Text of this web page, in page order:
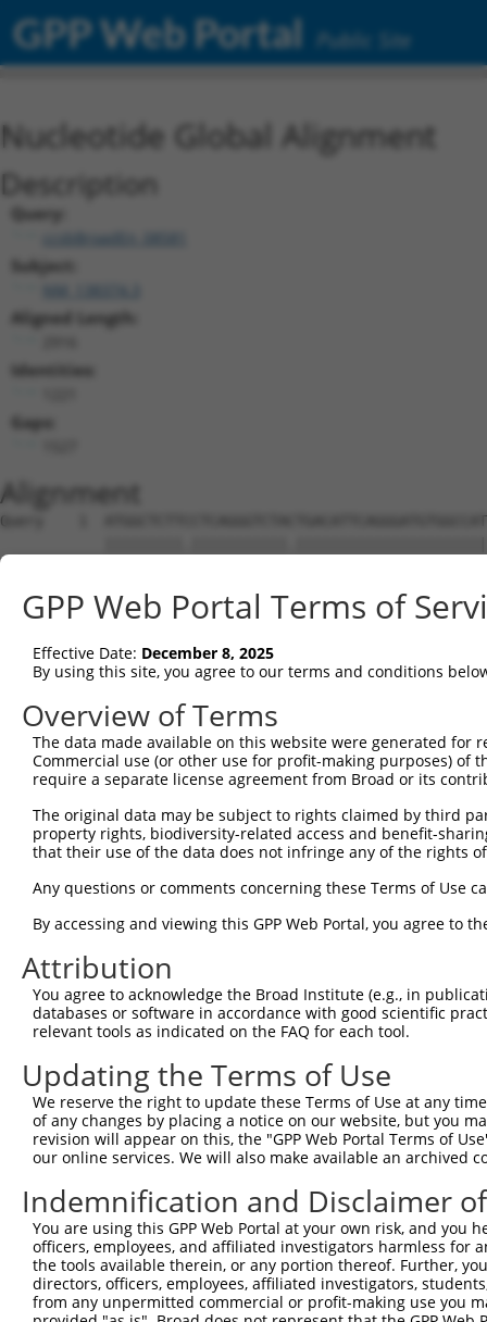
GPP Web Portal Public Site
Nucleotide Global Alignment
Description
Query:
ccsbBroadEn_08581
Subject:
Aligned Length:
Identities:
Gaps:
Alignment
Query    1  ATGGCTCTTCCTCAGGGTCTACTGACATTCAGGGATGTGGCCATAGAATTCTCTCAGGAGGAGTGGAAATGCCT  74
            |||||||||.|||||||||||.|||||||||||||||||||||||||||||||||||||.||||||||.|||||
Sbjct    1  ATGGCTCTTTCTCAGGGTCTATTGACATTCAGGGATGTGGCCATAGAATTCTCTCAGGAAGAGTGGAAGTGCCT  74

Query   75  GGACCCTGCTCAGAGGACTCTATACAGAGACGTGATGCTGGAGAATTATAGGAACCTGGTCTCCCTGGATACCT  148
            |||||||||||||||||||||||||||.|||||||||||||||||||||||||||||||||||||||||||.||
Sbjct   75  GGACCCTGCTCAGAGGACTCTATACAGGGACGTGATGCTGGAGAATTATAGGAACCTGGTCTCCCTGGATATCT  148

Query  149  CTTCCAAATGCATGATGAAGATGTTCTCATCAACAGGACAAGGCAATACAGAAGTGGTCCACACAGGGACATTG  222
            ||||||||||||||||||||..||||||||||||||.|||||||||||||||||||.|||||||||||||||||
Sbjct  149  CTTCCAAATGCATGATGAAGGAGTTCTCATCAACAGCACAAGGCAATACAGAAGTGATCCACACAGGGACATTG  222

Query  223  CAAATACATGCAAGTCATCACATTGGAGATACTTGCTTCCAGGAAATTGAGAAAGATATTCATGACTTTGTGTT  296
            ||||.|||||.|.|||||||||||||||||..|||||||||||||||.|||||||||||||||||.||||.|||
Sbjct  223  CAAAGACATGAACGTCATCACATTGGAGATTTTTGCTTCCAGGAAATGGAGAAAGATATTCATGATTTTGAGTT  296

Query  297  TCAGTGGCAAGAAAATGAAACAAATGGCCATGAAGCACTCATGACAAAAATCAAAAAGTTGATGAGTAGTACAG  370
            |||||||.|||||.||||||.||||.||||||||||||.|||||||.||||||||.||||||.|.||||||||.
Sbjct  297  TCAGTGGAAAGAAGATGAAAGAAATAGCCATGAAGCACCCATGACAGAAATCAAACAGTTGACGGGTAGTACAA  370

Query  371  AGCGACATGATCAAAGGCATGCTGGAAACAAACCTATTAAAAATGAGCTTGGATCAAGCTTTCATTCGCATCTG  444
            |.|||||||||||||||||||||||||||||.|||||||||.||.|||||||||||||||||||||||||||||
Sbjct  371  ACCGACATGATCAAAGGCATGCTGGAAACAAGCCTATTAAAGATCAGCTTGGATCAAGCTTTCATTCGCATCTG  444

Query  445  CCTGAAGTGCACATATTTCACCCCGAAGGGAAAATTGGTAATCAAGTTGAGAAGGCTATCAACGATGCTTTCTC  518
            ||||||.|.|||||.|||||..||||||||||||||||||||||||||||||||.||||||||..|||||..|.
Sbjct  445  CCTGAACTCCACATGTTTCAGACCGAAGGGAAAATTGGTAATCAAGTTGAGAAGTCTATCAACAGTGCTTCGTT  518

Query  519  AGTTTCAGCATCCCAACGAATTTCCTGTAGGCCAAAAACTCGTATTTCTAATAAGTATAGGAATAATTTCCTCC  592
            .||||||.||||||||.|||||||.||||||||.|||||.|..||||||||.||.|||.|||||||||||||..
Sbjct  519  GGTTTCAACATCCCAAAGAATTTCTTGTAGGCCTAAAACCCACATTTCTAAGAACTATGGGAATAATTTCCTGA  592

Query  593  AGTCTTCATTACTCACACAAAAACGGGAAGTACACACAAGAGAAAAATCTTTCCAACGTAATGAGAGTGGCAAA  666
            |.||||||||||||||||||||.|.|||||||||||..||||||||||||||||||.|||||||||||||||||
Sbjct  593  ATTCTTCATTACTCACACAAAAGCAGGAAGTACACATGAGAGAAAAATCTTTCCAATGTAATGAGAGTGGCAAA  666

Query  667  GCCTTTAATGGTAGCTCACTCTTAAAAAAACATCAGATAATCCATTTAGGAGACAAACAGTATAAATGTGATGT  740
            |||||||||..|||||||.||||||..|||||||||||||||||||||||||..|||||.||||||||||||||
Sbjct  667  GCCTTTAATTATAGCTCAGTCTTAAGGAAACATCAGATAATCCATTTAGGAGCGAAACAATATAAATGTGATGT  740

Query  741  ATGCGGCAAGGACTTTCATCAGAAGCGATACCTTGCATGCCA---TAGATGTCACACTGGTGAGAATCCTTACA  811
            .||.|||||||.||||.||||.||||||||.||||||||.||   |||||||||||||||..||||.|||||||
Sbjct  741  GTGTGGCAAGGTCTTTAATCAAAAGCGATATCTTGCATGTCATCGTAGATGTCACACTGGCAAGAAACCTTACA  814

Query  812  AGTGTAA-------------------------------------------------------------------  818
            |||||||                                                                   
Sbjct  815  AGTGTAATGATTGTGGCAAGACCTTCAGTCAGGAGTTAACCCTTACATGCCATCATAGACTTCATACTGGAGAG  888

Query  819  -----------------TGAGTGTGGCAAGACATTCAGTCACAATTCAGCCCTGTTAGTTCACAAGGCAATTCA  875
                             |||||||||||||||.|||||||..|||||||||||..||.||||.|||||||||||
Sbjct  889  AAACATTACAAGTGCAGTGAGTGTGGCAAGACCTTCAGTCGAAATTCAGCCCTTGTAATTCATAAGGCAATTCA  962

Query  876  TACTGGAGAGAAACCTTACAAGTGTAATGAATGTGGCAAGGTTTTTAATCAACAATCAAACCTTGCACGT--CA  947
            |||||||||||||.||||||||||||||||||||||||||...||.|.||||...|||.||||||  .||  ||
Sbjct  963  TACTGGAGAGAAATCTTACAAGTGTAATGAATGTGGCAAGACCTTCAGTCAAACGTCATACCTTG--TGTACCA  1034

Query  948  TCATAGAGTTCATACTGGAGAGAAACCTTACAAATGTGAAGAATGTGACAAAGTTTTCAGTCGCAAATCACACC  1021
            ||.||||.|||||||||||||||||||||||||||||||||||||||||||||.|||||||..|||||||.|||
Sbjct 1035  TCGTAGACTTCATACTGGAGAGAAACCTTACAAATGTGAAGAATGTGACAAAGCTTTCAGTTTCAAATCAAACC  1108

Query 1022  TTGAAAGACATAGGAGAATTCACACTGGAGAGAAACCATACAAATGTAAGGTTTGTGACA--AGG--CTTTCAG  1091
            |||||||||||||||.||||||.||||||||||||||.|||||.|||||.|..||   ||  |||  |||| ||
Sbjct 1109  TTGAAAGACATAGGAAAATTCATACTGGAGAGAAACCTTACAAGTGTAATGAATG---CAGCAGGACCTTT-AG  1178

Query 1092  ACGTGATTCACACCTGGCACAACATACTGTAATTCACACTGGAGAGAAACCTTACAAGTGTAATGAGTGTGGCA  1165
            .||..|.|||..|||..|||..|||..|..|.||||.|||||||||||||||||.|||||||||||.|||||||
Sbjct 1179  TCGGAAGTCATCCCTTACACGCCATCGTAGACTTCATACTGGAGAGAAACCTTATAAGTGTAATGATTGTGGCA  1252

Query 1166  AGACCTTCGTTCAAAATTCATCTCTTGT--------------------------------------AATG----  1197
            ||||||||..|||.|..|||||.|||||                                      ||||    
Sbjct 1253  AGACCTTCAGTCAGATGTCATCCCTTGTATACCATCGTAGACTTCATACTGGAGAGAAACCTTACAAATGTGAA  1326

Query 1198  ------------------------------------------CATAAGGTCATTCATACTGGAGAGAAACGTTA  1229
                                                      ||||.|...|||||||||||||||||||.|||
Sbjct 1327  GAATGTGATGAAGCTTTCAGTTTCAAATCGAACCTTGAAAGACATAGGAGAATTCATACTGGAGAGAAACCTTA  1400

Query 1230  CAAGTGTAATGAATGTGGCAAGGTTTTTAATCACAAATCAAACCTTGCATGTCATCGTAGACTTCATACTGGAG  1303
            ||||||||||||.|||||||||...||.|.|||.|.||||..|||||.||..||||||||||||||||||||||
Sbjct 1401  CAAGTGTAATGATTGTGGCAAGACCTTCAGTCAGACATCATCCCTTGTATACCATCGTAGACTTCATACTGGAG  1474

Query 1304  AGAAACC-------------------------------------------------------------------  1310
            |||||||                                                                   
Sbjct 1475
GPP Web Portal Terms of
Effective Date: December 8, 2025
By using this site, you agree to our terms and conditions
Overview of Terms
The data made available on this website were generated
Commercial use (or other use for profit-making purposes) of
require a separate license agreement from Broad or its
The original data may be subject to rights claimed by third
property rights, biodiversity-related access and benefit-
that their use of the data does not infringe any of the rights
Any questions or comments concerning these Terms of Use
By accessing and viewing this GPP Web Portal, you agree to
Attribution
You agree to acknowledge the Broad Institute (e.g., in
databases or software in accordance with good scientific
relevant tools as indicated on the FAQ for each tool.
Updating the Terms of Use
We reserve the right to update these Terms of Use at any
of any changes by placing a notice on our website, but you
revision will appear on this, the "GPP Web Portal Terms of
our online services. We will also make available an archived
Indemnification and Disclaimer
You are using this GPP Web Portal at your own risk, and
officers, employees, and affiliated investigators harmless for
the tools available therein, or any portion thereof. Further,
directors, officers, employees, affiliated investigators,
from any unpermitted commercial or profit-making use you